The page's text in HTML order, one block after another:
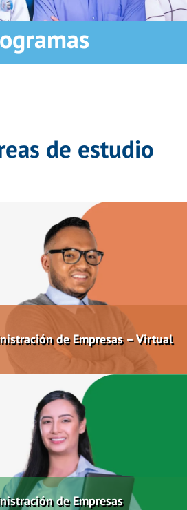
de estudio
de Empresas – Virtual
de Empresas